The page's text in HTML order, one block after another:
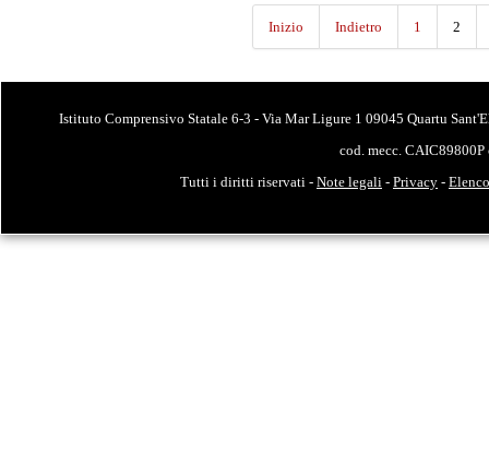
Inizio Indietro 1 2
Istituto Comprensivo Statale 6-3 - Via Mar Ligure 1 09045 Quartu
cod. mecc.
Tutti i diritti riservati - Note legali - Privacy -